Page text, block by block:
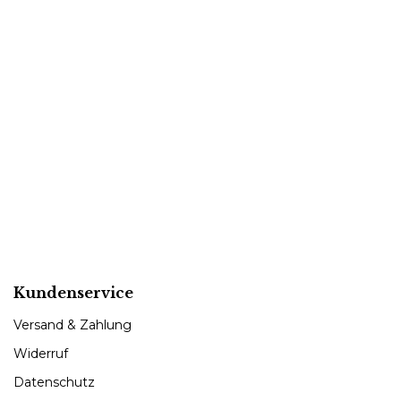
Kundenservice
Versand & Zahlung
Widerruf
Datenschutz